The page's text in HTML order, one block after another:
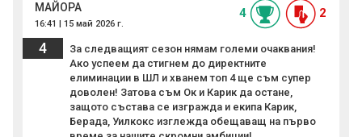
MAЙОРА
16:41 | 15 май 2026 г.
4 2
4
За следващият сезон нямам големи очаквания!
Ако успеем да стигнем до директните
елиминации в ШЛ и хванем топ 4 ще съм супер
доволен! Затова съм Ок и Карик да остане,
защото състава се изгражда и екипа Карик,
Берада, Уилкокс изглежда обещаващ на първо